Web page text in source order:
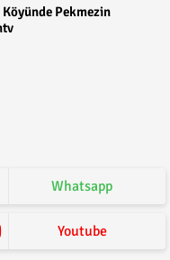
Pekmezin
Whatsapp
Youtube